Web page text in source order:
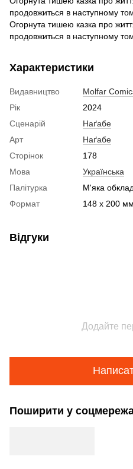
продовжиться в наступному
Огорнута тишею казка про
продовжиться в наступному
Характеристики
Видавництво
Molfar
Рік
2024
Сценарій
Наґабе
Арт
Наґабе
Сторінок
178
Мова
Українська
Палітурка
М'яка
Формат
148 х 200 мм
Відгуки
Додайте
Поширити у